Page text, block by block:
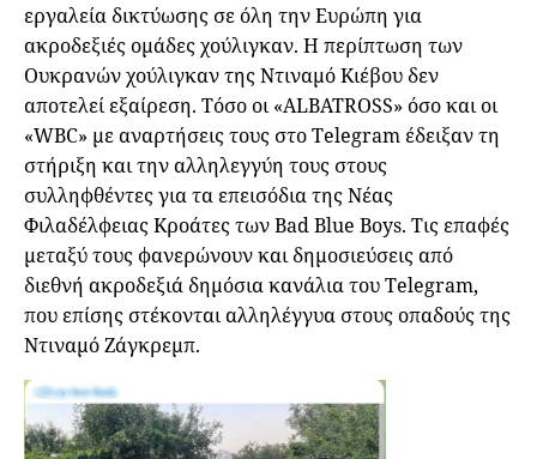
εργαλεία δικτύωσης σε όλη την Ευρώπη για
ακροδεξιές ομάδες χούλιγκαν. Η περίπτωση των
Ουκρανών χούλιγκαν της Ντιναμό Κιέβου δεν
αποτελεί εξαίρεση. Τόσο οι «ALBATROSS» όσο και οι
«WBC» με αναρτήσεις τους στο Telegram έδειξαν τη
στήριξη και την αλληλεγγύη τους στους
συλληφθέντες για τα επεισόδια της Νέας
Φιλαδέλφειας Κροάτες των Bad Blue Boys. Τις επαφές
μεταξύ τους φανερώνουν και δημοσιεύσεις από
διεθνή ακροδεξιά δημόσια κανάλια του Telegram,
που επίσης στέκονται αλληλέγγυα στους οπαδούς της
Ντιναμό Ζάγκρεμπ.